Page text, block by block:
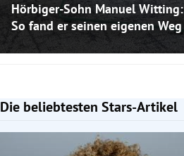
Hörbiger-Sohn Manuel Witting:
So fand er seinen eigenen Weg
Die beliebtesten Stars-Artikel
Slide 1 von 7